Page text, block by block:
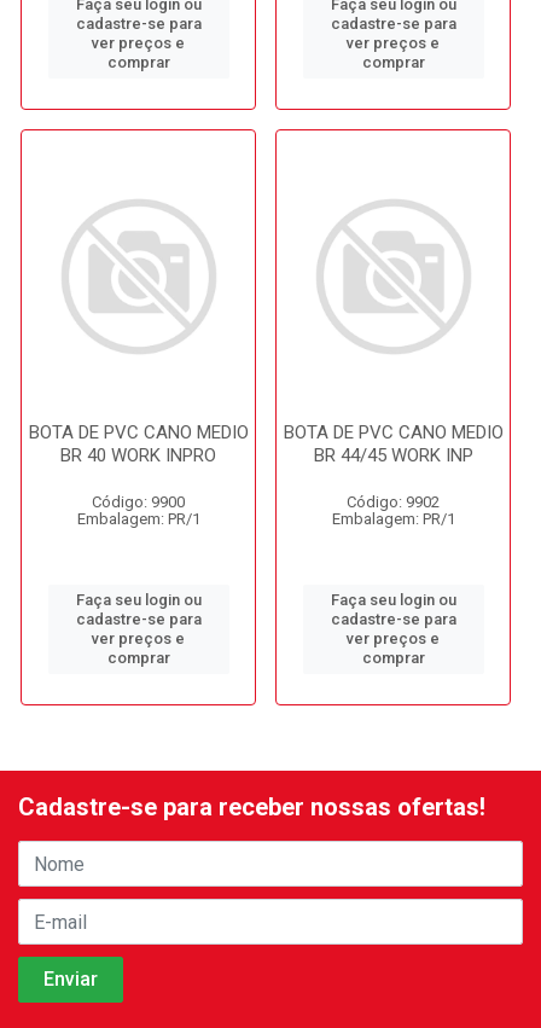
Faça seu login ou
cadastre-se para
ver preços e
comprar
Faça seu login ou
cadastre-se para
ver preços e
comprar
BOTA DE PVC CANO MEDIO
BR 40 WORK INPRO
Código: 9900
Embalagem: PR/1
Faça seu login ou
cadastre-se para
ver preços e
comprar
BOTA DE PVC CANO MEDIO
BR 44/45 WORK INP
Código: 9902
Embalagem: PR/1
Faça seu login ou
cadastre-se para
ver preços e
comprar
Cadastre-se para receber nossas ofertas!